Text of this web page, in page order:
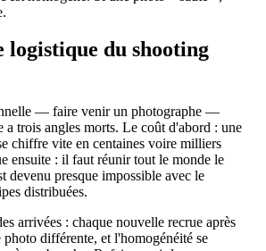
logistique du shooting
— faire venir un photographe —
a trois angles morts. Le coût d'abord : une
chiffre vite en centaines voire milliers
ensuite : il faut réunir tout le monde le
devenu presque impossible avec le
distribuées.
arrivées : chaque nouvelle recrue après
différente, et l'homogénéité se